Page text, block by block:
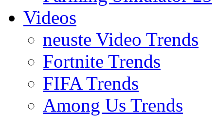
Videos
neuste Video Trends
Fortnite Trends
FIFA Trends
Among Us Trends